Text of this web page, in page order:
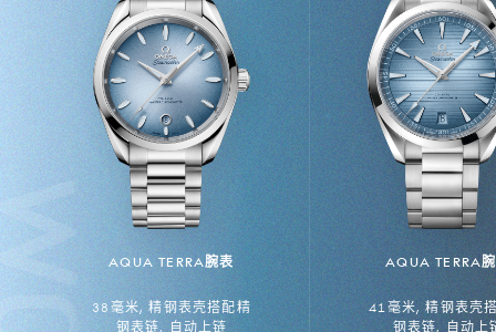
AQUA TERRA腕表
38毫米, 精钢表壳搭配精
钢表链, 自动上链
AQUA TERRA
41毫米, 精钢表壳
钢表链, 自动上
600M